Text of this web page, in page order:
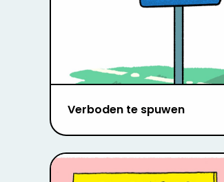
Verboden te spuwen